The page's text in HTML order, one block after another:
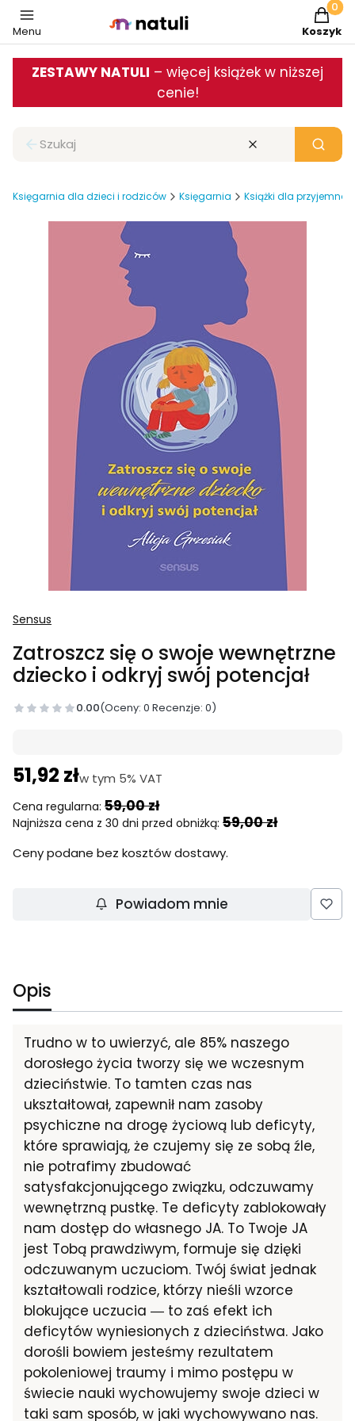
Menu Koszyk
ZESTAWY NATULI – więcej książek w niższej
cenie!
Zamknij wyszukiwarkę Wyczyść Szukaj
Księgarnia dla dzieci i rodziców Księgarnia Książki dla
Sensus
Zatroszcz się o swoje wewnętrzne
dziecko i odkryj swój potencjał
0.00(Oceny: 0 Recenzje: 0)
51,92 złw tym 5% VAT
w tym 5% VAT
Cena regularna: 59,00 zł
Najniższa cena z 30 dni przed obniżką: 59,00 zł
Ceny podane bez kosztów dostawy.
Powiadom mnie
Opis
Trudno w to uwierzyć, ale 85% naszego
dorosłego życia tworzy się we wczesnym
dzieciństwie. To tamten czas nas
ukształtował, zapewnił nam zasoby
psychiczne na drogę życiową lub deficyty,
które sprawiają, że czujemy się ze sobą źle,
nie potrafimy zbudować
satysfakcjonującego związku, odczuwamy
wewnętrzną pustkę. Te deficyty zablokowały
nam dostęp do własnego JA. To Twoje JA
jest Tobą prawdziwym, formuje się dzięki
odczuwanym uczuciom. Twój świat jednak
kształtowali rodzice, którzy nieśli wzorce
blokujące uczucia ― to zaś efekt ich
deficytów wyniesionych z dzieciństwa. Jako
dorośli bowiem jesteśmy rezultatem
pokoleniowej traumy i mimo postępu w
świecie nauki wychowujemy swoje dzieci w
taki sam sposób, w jaki wychowywano nas.